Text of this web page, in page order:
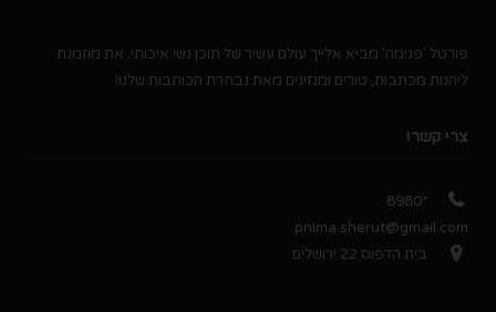
פורטל 'פנימה' מביא אלייך עולם עשיר של תוכן נשי איכותי. את מוזמנת
ליהנות מכתבות, טורים ומגזינים מאת נבחרת הכותבות שלנו!
צרי קשר!
*8980
pnima.sherut@gmail.com
בית הדפוס 22 ירושלים